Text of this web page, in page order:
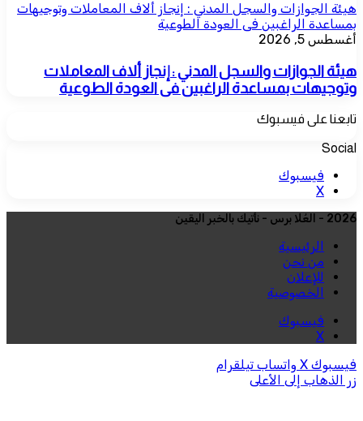
هيئة الجوازات والسجل المدني : إنجاز ألاف المعاملات وتوجيهات
بمساعدة الراغبين فى العودة الطوعية
أغسطس 5, 2026
هيئة الجوازات والسجل المدني : إنجاز ألاف المعاملات
وتوجيهات بمساعدة الراغبين فى العودة الطوعية
تابعنا على فيسبوك
Social
فيسبوك
‫X
2026 - العُلا برس - نأتيك بالخبر اليقين
الرئيسية
من نحن
للإعلان
الخصوصية
فيسبوك
‫X
فيسبوك ‫X واتساب تيلقرام
زر الذهاب إلى الأعلى